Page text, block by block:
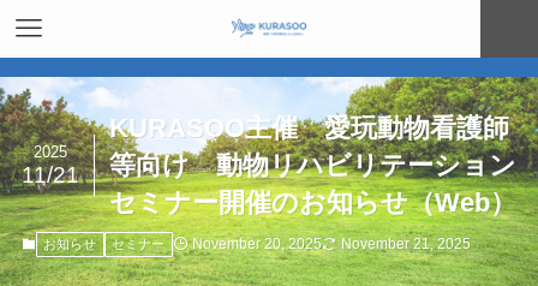
KURASOO主催 愛玩動物看護師
等向け 動物リハビリテーション
セミナー開催のお知らせ（Web）
2025
11/21
お知らせ セミナー November 20, 2025 November 21, 2025